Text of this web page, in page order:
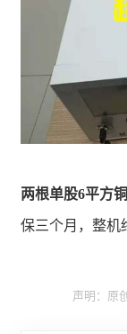
两根单股6平方
保三个月，整机
声明：原